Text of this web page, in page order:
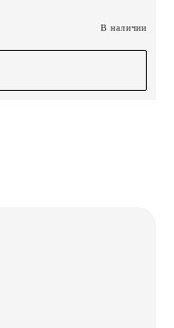
В наличии